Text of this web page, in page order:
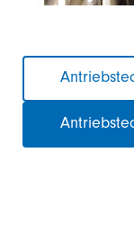
überspringen